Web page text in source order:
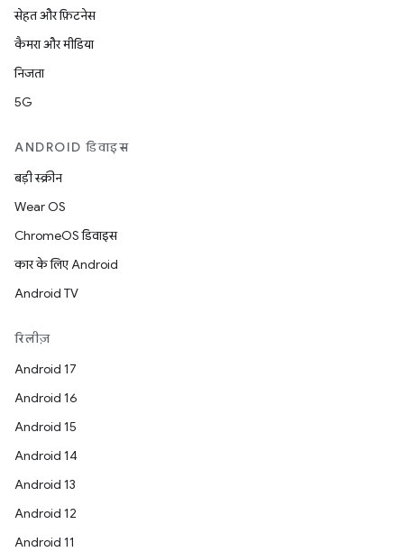
सेहत और फ़िटनेस
कैमरा और मीडिया
निजता
5G
ANDROID डिवाइस
बड़ी स्क्रीन
Wear OS
ChromeOS डिवाइस
कार के लिए Android
Android TV
रिलीज़
Android 17
Android 16
Android 15
Android 14
Android 13
Android 12
Android 11